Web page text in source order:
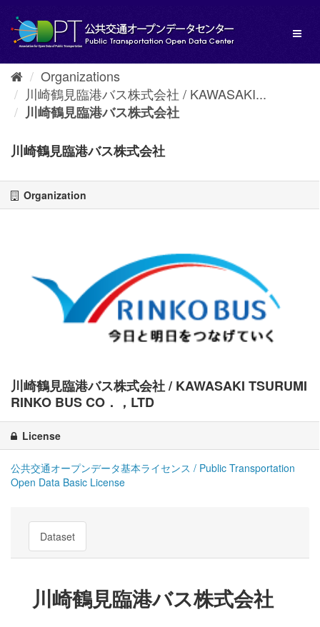
content
Organizations
川崎鶴見臨港バス株式会社 / KAWASAKI...
川崎鶴見臨港バス株式会社
川崎鶴見臨港バス株式会社
Organization
川崎鶴見臨港バス株式会社 / KAWASAKI TSURUMI
RINKO BUS CO．，LTD
License
公共交通オープンデータ基本ライセンス / Public Transportation
Open Data Basic License
Dataset
川崎鶴見臨港バス株式会社